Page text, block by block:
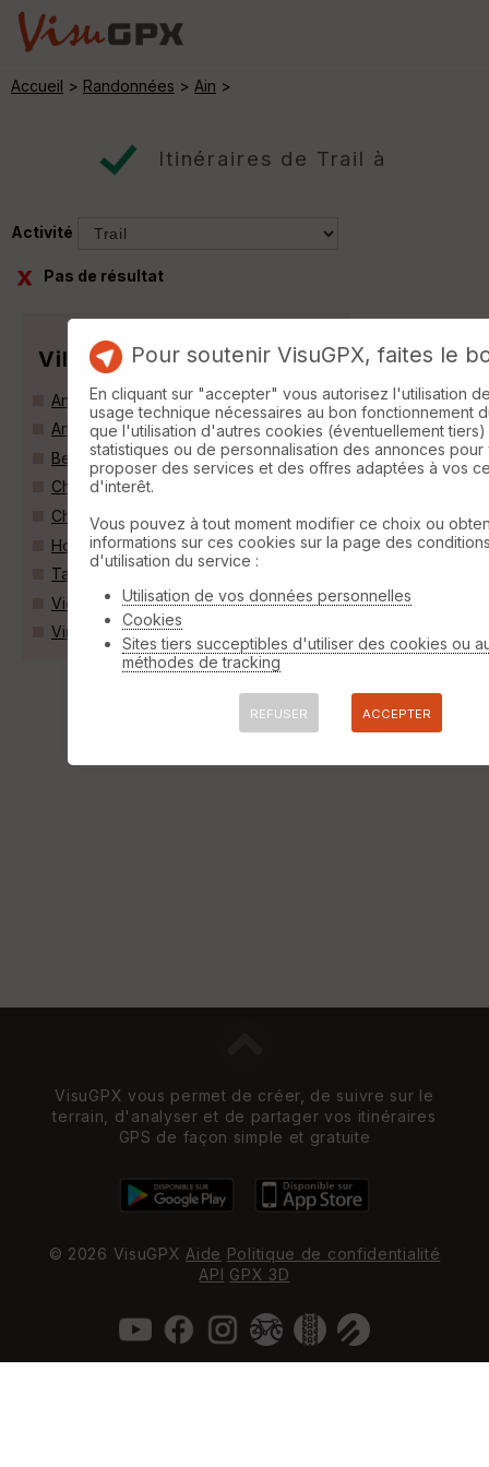
Accueil > Randonnées > Ain >
Itinéraires de Trail à
Activité
Pas de résultat
Villes
Anglefort (01350)
Artemare (01510)
Belmont-Luthézieu (01260)
Champagne-en-Valromey (01260)
Chanay (01420)
Hotonnes (01260)
Talissieu (01510)
Vieu (01260)
Virieu-le-Petit (01260)
VisuGPX vous permet de créer, de suivre sur le
terrain, d'analyser et de partager vos itinéraires
GPS de façon simple et gratuite
© 2026 VisuGPX Aide Politique de confidentialité
API GPX 3D
Pour soutenir VisuGPX, faites le
En cliquant sur "accepter" vous autorisez l'utilisation
usage technique nécessaires au bon fonctionnement
que l'utilisation d'autres cookies (éventuellement
statistiques ou de personnalisation des annonces pour
proposer des services et des offres adaptées à vos
d'interêt.
Vous pouvez à tout moment modifier ce choix ou
informations sur ces cookies sur la page des
d'utilisation du service :
Utilisation de vos données personnelles
Cookies
Sites tiers succeptibles d'utiliser des cookies ou
méthodes de tracking
REFUSER ACCEPTER